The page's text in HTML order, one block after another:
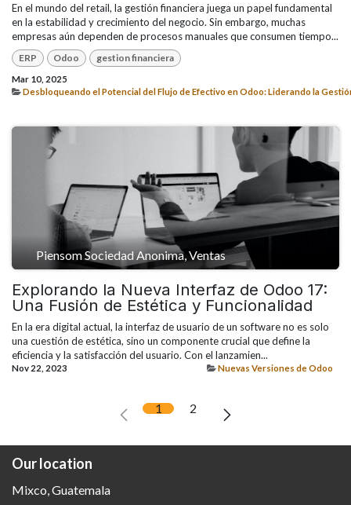
En el mundo del retail, la gestión financiera juega un papel fundamental
en la estabilidad y crecimiento del negocio. Sin embargo, muchas
empresas aún dependen de procesos manuales que consumen tiempo...
ERP Odoo gestion financiera
Mar 10, 2025
Desbloqueando el Potencial del Flujo de Efectivo en Odoo: Liderando la
Piensom Sociedad Anonima, Ventas
Explorando la Nueva Interfaz de Odoo 17:
Una Fusión de Estética y Funcionalidad
En la era digital actual, la interfaz de usuario de un software no es solo
una cuestión de estética, sino un componente crucial que define la
eficiencia y la satisfacción del usuario. Con el lanzamien...
Nov 22, 2023 Nuevas Versiones de Odoo
1 2
Our location
Mixco, Guatemala